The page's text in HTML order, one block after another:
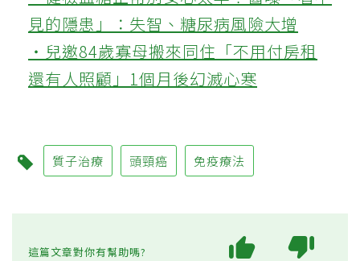
見的隱患」：失智、糖尿病風險大增
‧兒邀84歲寡母搬來同住「不用付房租
還有人照顧」1個月後幻滅心寒
質子治療 頭頸癌 免疫療法
這篇文章對你有幫助嗎?